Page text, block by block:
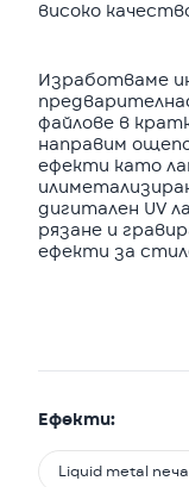
високо
Изработваме
файлове в
направим
ефекти като
дигитален UV
рязане и
ефекти за
Ефекти:
Liquid metal